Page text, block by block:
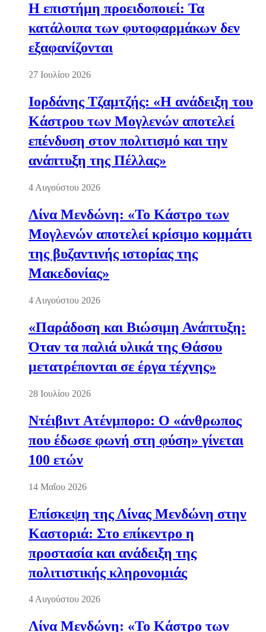
Η επιστήμη προειδοποιεί: Τα
κατάλοιπα των φυτοφαρμάκων δεν
εξαφανίζονται
27 Ιουλίου 2026
Ιορδάνης Τζαμτζής: «Η ανάδειξη του
Κάστρου των Μογλενών αποτελεί
επένδυση στον πολιτισμό και την
ανάπτυξη της Πέλλας»
4 Αυγούστου 2026
Λίνα Μενδώνη: «Το Κάστρο των
Μογλενών αποτελεί κρίσιμο κομμάτι
της βυζαντινής ιστορίας της
Μακεδονίας»
4 Αυγούστου 2026
«Παράδοση και Βιώσιμη Ανάπτυξη:
Όταν τα παλιά υλικά της Θάσου
μετατρέπονται σε έργα τέχνης»
28 Ιουλίου 2026
Ντέιβιντ Ατένμπορο: Ο «άνθρωπος
που έδωσε φωνή στη φύση» γίνεται
100 ετών
14 Μαΐου 2026
Επίσκεψη της Λίνας Μενδώνη στην
Καστοριά: Στο επίκεντρο η
προστασία και ανάδειξη της
πολιτιστικής κληρονομιάς
4 Αυγούστου 2026
Λίνα Μενδώνη: «Το Κάστρο των